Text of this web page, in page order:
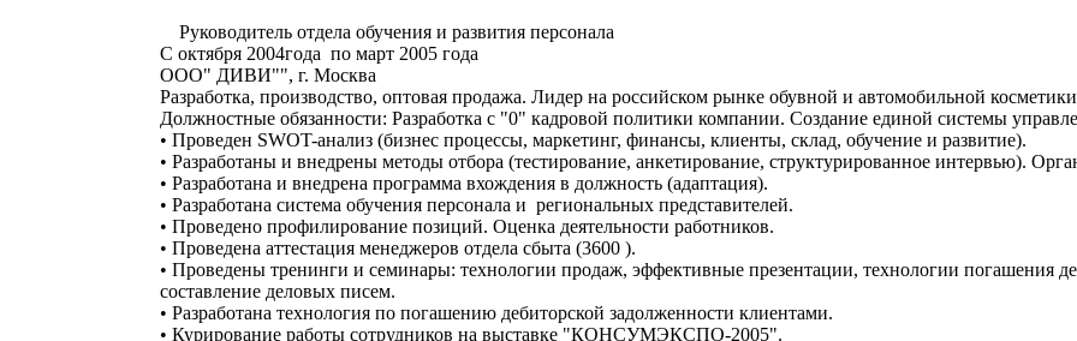
Руководитель отдела обучения и развития персонала
С октября 2004года по март 2005 года
ООО" ДИВИ"", г. Москва
Разработка, производство, оптовая продажа. Лидер на российском рынке обувной и автомобильной
Должностные обязанности: Разработка с "0" кадровой политики компании. Создание единой системы
• Проведен SWOT-анализ (бизнес процессы, маркетинг, финансы, клиенты, склад, обучение и развитие).
• Разработаны и внедрены методы отбора (тестирование, анкетирование, структурированное интервью).
• Разработана и внедрена программа вхождения в должность (адаптация).
• Разработана система обучения персонала и региональных представителей.
• Проведено профилирование позиций. Оценка деятельности работников.
• Проведена аттестация менеджеров отдела сбыта (3600 ).
• Проведены тренинги и семинары: технологии продаж, эффективные презентации, технологии погашения
составление деловых писем.
• Разработана технология по погашению дебиторской задолженности клиентами.
• Курирование работы сотрудников на выставке "КОНСУМЭКСПО-2005".